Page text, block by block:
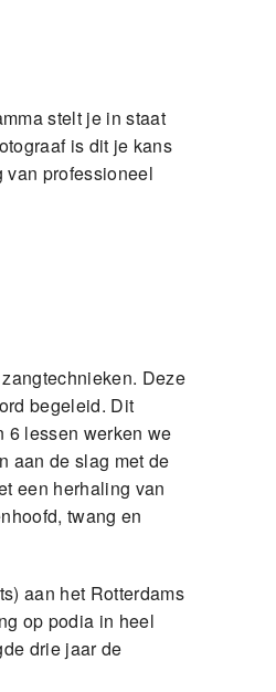
stelt je in staat
is dit je kans
van professioneel
Deze
begeleid. Dit
6 lessen werken we
aan de slag met de
een herhaling van
twang en
aan het Rotterdams
op podia in heel
drie jaar de